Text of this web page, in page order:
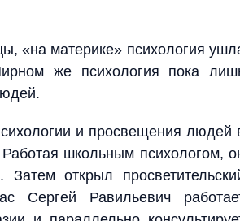
«на материке» психология
же психология пока
и просвещения людей
школьным психологом,
открыл
Сергей Равильевич